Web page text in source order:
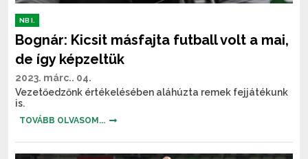
NB I.
Bognár: Kicsit másfajta futball volt a mai,
de így képzeltük
2023. márc.. 04.
Vezetőedzőnk értékelésében aláhúzta remek fejjátékunk
is.
TOVÁBB OLVASOM...